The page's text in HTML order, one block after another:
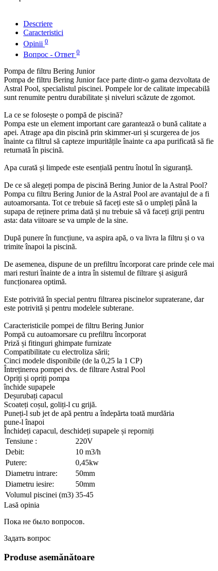
Descriere
Caracteristici
Opinii 0
Вопрос - Ответ 0
Pompa de filtru Bering Junior
Pompa de filtru Bering Junior face parte dintr-o gama dezvoltata de
Astral Pool, specialistul piscinei. Pompele lor de calitate impecabilă
sunt renumite pentru durabilitate și niveluri scăzute de zgomot.
La ce se folosește o pompă de piscină?
Pompa este un element important care garantează o bună calitate a
apei. Atrage apa din piscină prin skimmer-uri și scurgerea de jos
înainte ca filtrul să capteze impuritățile înainte ca apa purificată să fie
returnată în piscină.
Apa curată și limpede este esențială pentru înotul în siguranță.
De ce să alegeți pompa de piscină Bering Junior de la Astral Pool?
Pompa cu filtru Bering Junior de la Astral Pool are avantajul de a fi
autoamorsanta. Tot ce trebuie să faceți este să o umpleți până la
supapa de reținere prima dată și nu trebuie să vă faceți griji pentru
asta: data viitoare se va umple de la sine.
După punere în funcțiune, va aspira apă, o va livra la filtru și o va
trimite înapoi la piscină.
De asemenea, dispune de un prefiltru încorporat care prinde cele mai
mari resturi înainte de a intra în sistemul de filtrare și asigură
funcționarea optimă.
Este potrivită în special pentru filtrarea piscinelor supraterane, dar
este potrivită și pentru modelele subterane.
Caracteristicile pompei de filtru Bering Junior
Pompă cu autoamorsare cu prefiltru încorporat
Priză și fitinguri ghimpate furnizate
Compatibilitate cu electroliza sării;
Cinci modele disponibile (de la 0,25 la 1 CP)
Întreținerea pompei dvs. de filtrare Astral Pool
Opriți și opriți pompa
închide supapele
Deșurubați capacul
Scoateți coșul, goliți-l cu grijă.
Puneți-l sub jet de apă pentru a îndepărta toată murdăria
pune-l înapoi
Închideți capacul, deschideți supapele și reporniți
Tensiune :
220V
Debit:
10 m3/h
Putere:
0,45kw
Diametru intrare:
50mm
Diametru iesire:
50mm
Volumul piscinei (m3) 35-45
Lasă opinia
Пока не было вопросов.
Задать вопрос
Produse asemănătoare